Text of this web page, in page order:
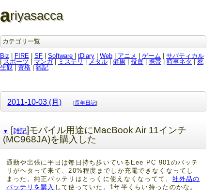
ariyasacca
カテゴリ一覧
Biz
FIRE SF Software tDiary Web アニメ ゲーム
サバティカル
スポーツ | マンガ| ミステリ メタル 健康 投資 携帯 | 時事ネタ
死
生観
資格| 雑記
2011-10-03 (月) [長年日記]
▼ [雑記]モバイル用途にMacBook Air 11インチ
(MC968JA)を購入した
通勤や出張に平日は毎日持ち歩いているEee PC 901のバッテ
リがヘタって来て、20%程度までしか充電できなくなってし
まった。純正バッテリはとっくに使えなくなってて、 社外品の
バッテリを購入 して使っていた。1年半くらい持ったのかな。